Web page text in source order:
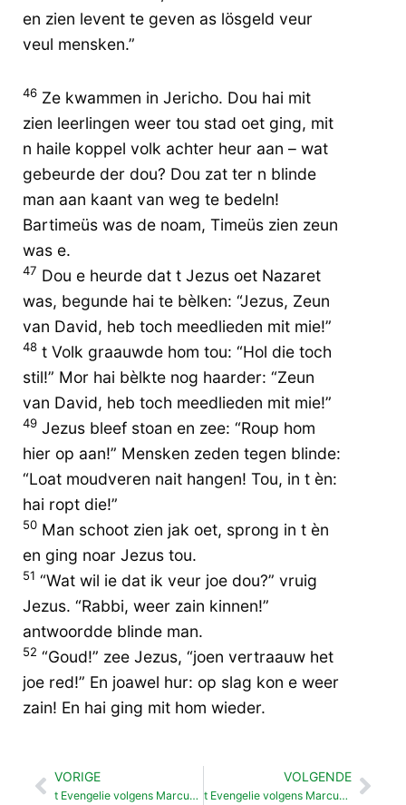
en zien levent te geven as lösgeld veur
veul mensken.”
46 Ze kwammen in Jericho. Dou hai mit
zien leerlingen weer tou stad oet ging, mit
n haile koppel volk achter heur aan – wat
gebeurde der dou? Dou zat ter n blinde
man aan kaant van weg te bedeln!
Bartimeüs was de noam, Timeüs zien zeun
was e.
47 Dou e heurde dat t Jezus oet Nazaret
was, begunde hai te bèlken: “Jezus, Zeun
van David, heb toch meedlieden mit mie!”
48 t Volk graauwde hom tou: “Hol die toch
stil!” Mor hai bèlkte nog haarder: “Zeun
van David, heb toch meedlieden mit mie!”
49 Jezus bleef stoan en zee: “Roup hom
hier op aan!” Mensken zeden tegen blinde:
“Loat moudveren nait hangen! Tou, in t èn:
hai ropt die!”
50 Man schoot zien jak oet, sprong in t èn
en ging noar Jezus tou.
51 “Wat wil ie dat ik veur joe dou?” vruig
Jezus. “Rabbi, weer zain kinnen!”
antwoordde blinde man.
52 “Goud!” zee Jezus, “joen vertraauw het
joe red!” En joawel hur: op slag kon e weer
zain! En hai ging mit hom wieder.
Vorige
VORIGE
t Evengelie volgens Marcus 09
VOLGENDE
t Evengelie volgens Marcus 11